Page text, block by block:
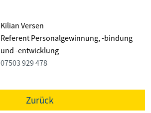
Kilian Versen
Referent Personalgewinnung, -bindung
und -entwicklung
07503 929 478
Zurück